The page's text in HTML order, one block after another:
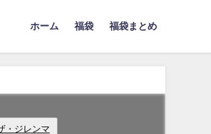
ホーム 福袋 福袋まとめ
・ジレンマ